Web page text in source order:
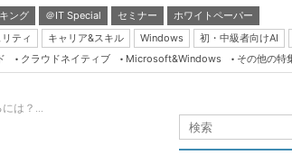
ング ＠IT Special セミナー
ホワイトペーパー
ティ キャリア&スキル Windows 初・中級者向けAI
Server & Storage
クラウドネイティブ Microsoft&Windows その他の特
は？...